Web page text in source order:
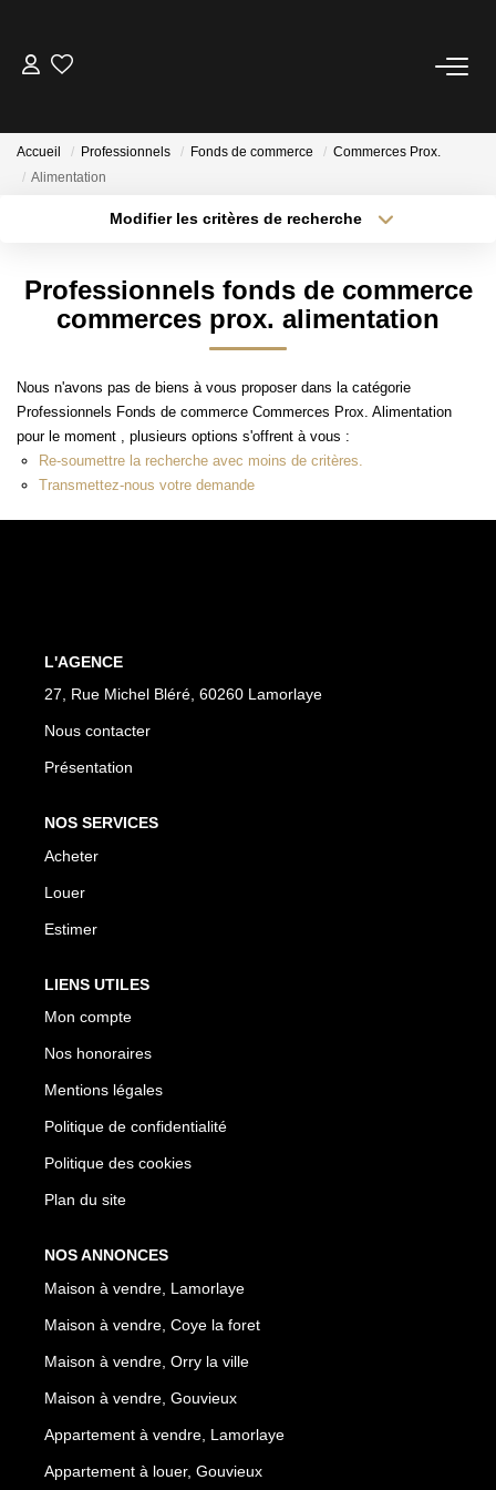
NOTRE AGENCE
BIENS VENDUS
CONTACT
Accueil Professionnels Fonds de commerce
Commerces Prox.
Alimentation
Modifier les critères de recherche
Type de bien
Budget max Plus de critères
Professionnels fonds de commerce
commerces prox. alimentation
Nous n'avons pas de biens à vous proposer dans la catégorie
Professionnels Fonds de commerce Commerces Prox. Alimentation
pour le moment , plusieurs options s'offrent à vous :
Re-soumettre la recherche avec moins de critères.
Transmettez-nous votre demande
L'AGENCE
27, Rue Michel Bléré, 60260 Lamorlaye
Nous contacter
Présentation
NOS SERVICES
Acheter
Louer
Estimer
LIENS UTILES
Mon compte
Nos honoraires
Mentions légales
Politique de confidentialité
Politique des cookies
Plan du site
NOS ANNONCES
Maison à vendre, Lamorlaye
Maison à vendre, Coye la foret
Maison à vendre, Orry la ville
Maison à vendre, Gouvieux
Appartement à vendre, Lamorlaye
Appartement à louer, Gouvieux